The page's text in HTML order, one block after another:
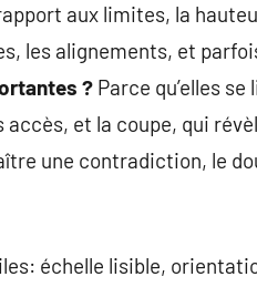
aux limites, la
les alignements, et
? Parce qu’elles se
et la coupe, qui
une contradiction, le
échelle lisible,